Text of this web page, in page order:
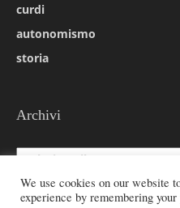
curdi
autonomismo
storia
Archivi
Archivi
We use cookies on our website
experience by remembering